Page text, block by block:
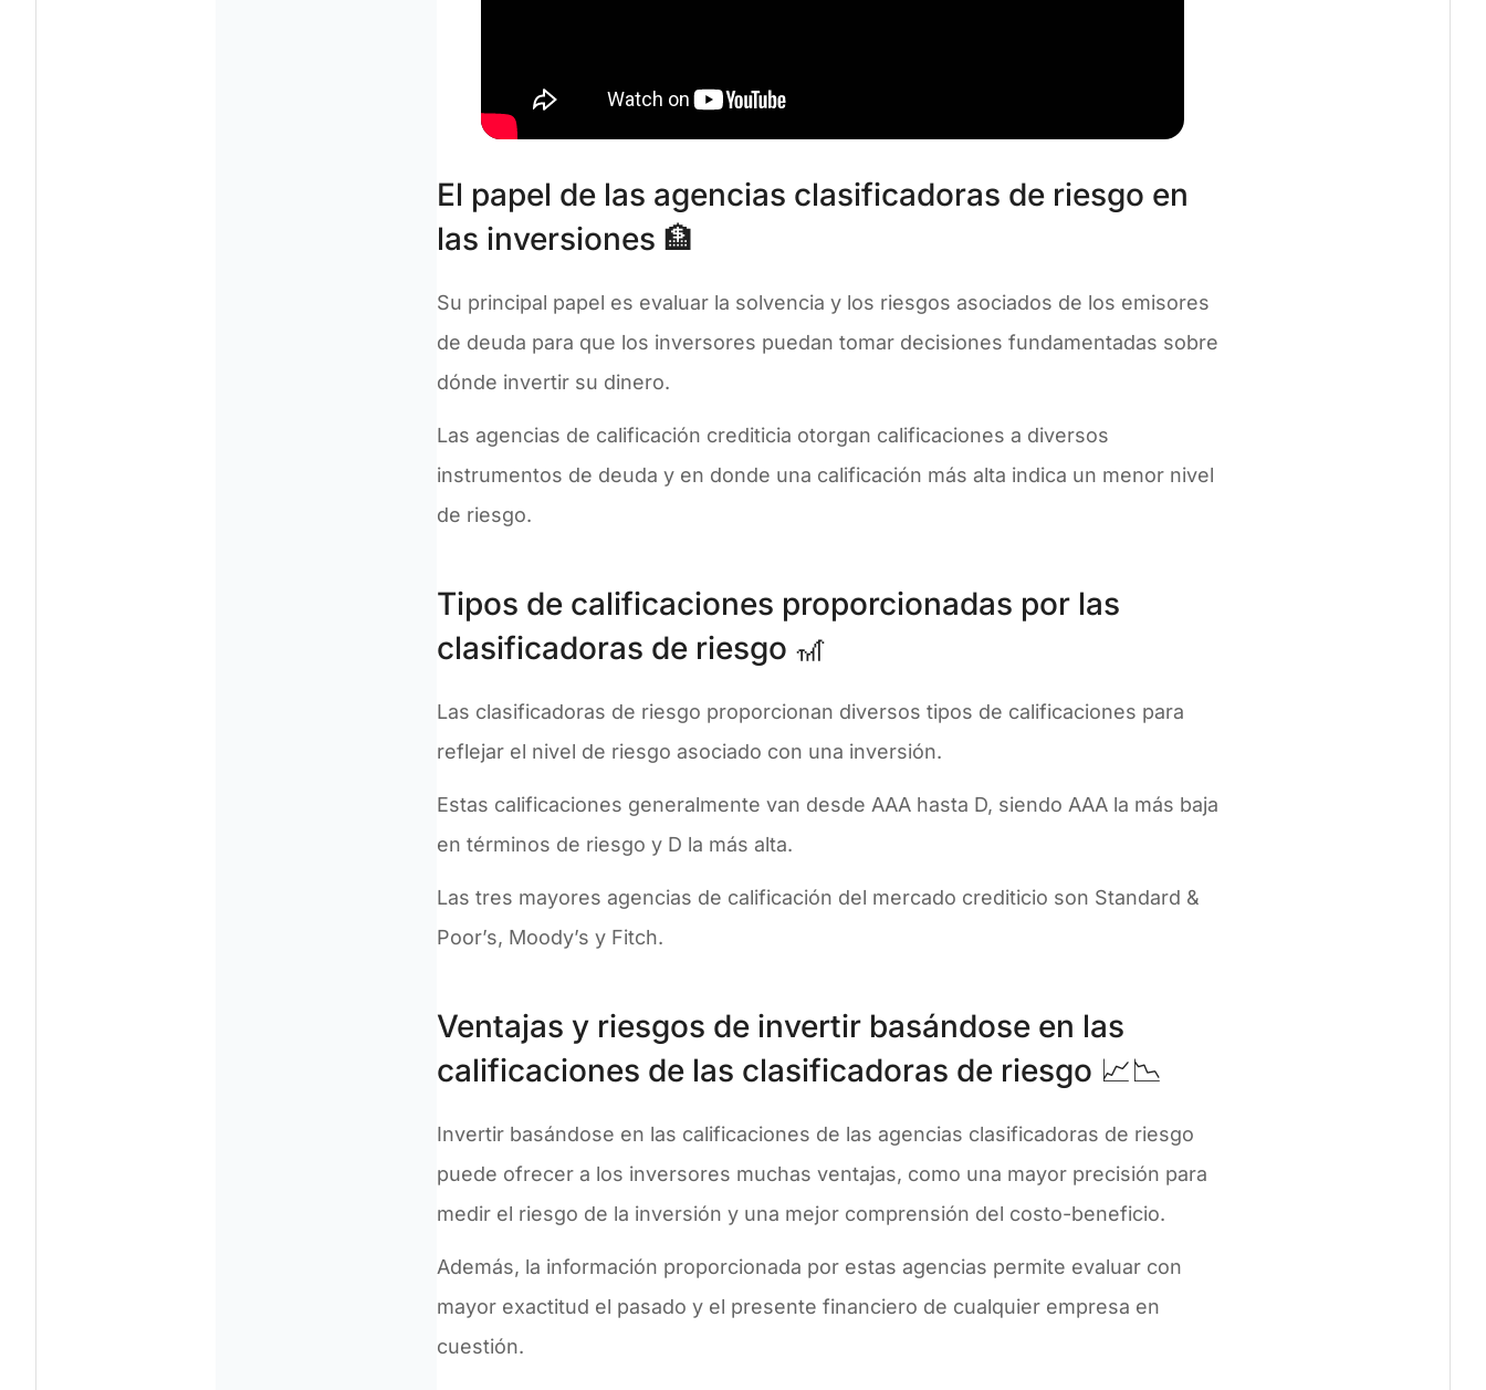
El papel de las agencias clasificadoras de riesgo en
las inversiones 🏦
Su principal papel es evaluar la solvencia y los riesgos asociados de los emisores
de deuda para que los inversores puedan tomar decisiones fundamentadas sobre
dónde invertir su dinero.
Las agencias de calificación crediticia otorgan calificaciones a diversos
instrumentos de deuda y en donde una calificación más alta indica un menor nivel
de riesgo.
Tipos de calificaciones proporcionadas por las
clasificadoras de riesgo 🎢
Las clasificadoras de riesgo proporcionan diversos tipos de calificaciones para
reflejar el nivel de riesgo asociado con una inversión.
Estas calificaciones generalmente van desde AAA hasta D, siendo AAA la más baja
en términos de riesgo y D la más alta.
Las tres mayores agencias de calificación del mercado crediticio son Standard &
Poor’s, Moody’s y Fitch.
Ventajas y riesgos de invertir basándose en las
calificaciones de las clasificadoras de riesgo 📈📉
Invertir basándose en las calificaciones de las agencias clasificadoras de riesgo
puede ofrecer a los inversores muchas ventajas, como una mayor precisión para
medir el riesgo de la inversión y una mejor comprensión del costo-beneficio.
Además, la información proporcionada por estas agencias permite evaluar con
mayor exactitud el pasado y el presente financiero de cualquier empresa en
cuestión.